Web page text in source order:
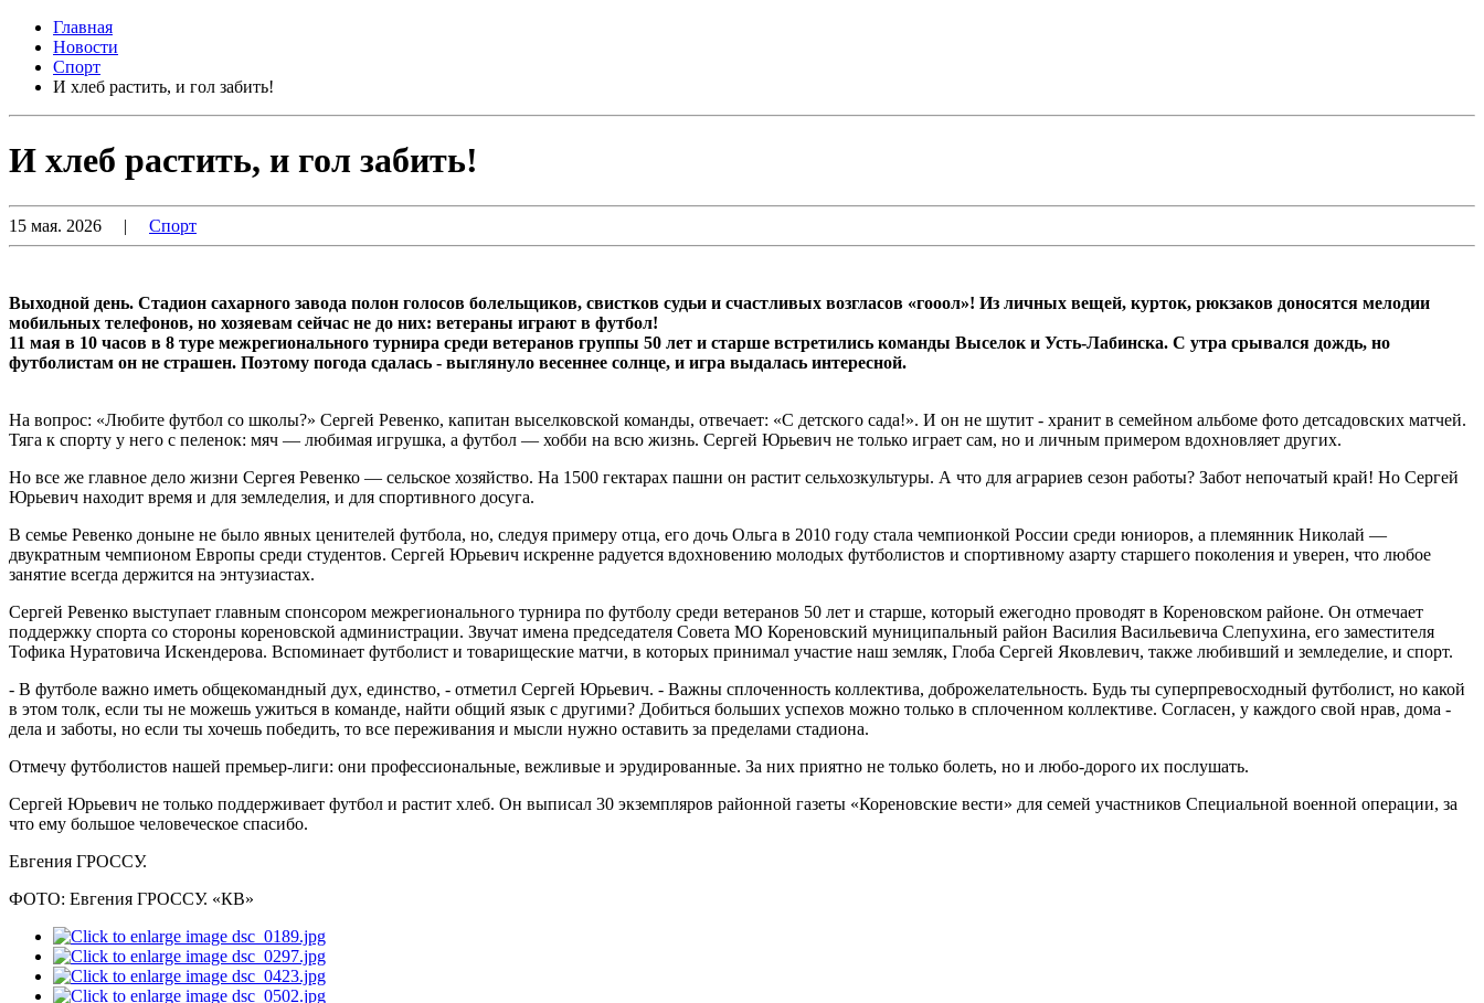
Главная
Новости
Спорт
И хлеб растить, и гол забить!
И хлеб растить, и гол забить!
15 мая. 2026 | Спорт
Выходной день. Стадион сахарного завода полон голосов болельщиков, свистков судьи и счастливых возгласов «гооол»! Из личных вещей, курток, рюкзаков доносятся мелодии
мобильных телефонов, но хозяевам сейчас не до них: ветераны играют в футбол!
11 мая в 10 часов в 8 туре межрегионального турнира среди ветеранов группы 50 лет и старше встретились команды Выселок и Усть-Лабинска. С утра срывался дождь, но
футболистам он не страшен. Поэтому погода сдалась - выглянуло весеннее солнце, и игра выдалась интересной.
На вопрос: «Любите футбол со школы?» Сергей Ревенко, капитан выселковской команды, отвечает: «С детского сада!». И он не шутит - хранит в семейном альбоме фото детсадовских матчей.
Тяга к спорту у него с пеленок: мяч — любимая игрушка, а футбол — хобби на всю жизнь. Сергей Юрьевич не только играет сам, но и личным примером вдохновляет других.
Но все же главное дело жизни Сергея Ревенко — сельское хозяйство. На 1500 гектарах пашни он растит сельхозкультуры. А что для аграриев сезон работы? Забот непочатый край! Но Сергей
Юрьевич находит время и для земледелия, и для спортивного досуга.
В семье Ревенко доныне не было явных ценителей футбола, но, следуя примеру отца, его дочь Ольга в 2010 году стала чемпионкой России среди юниоров, а племянник Николай —
двукратным чемпионом Европы среди студентов. Сергей Юрьевич искренне радуется вдохновению молодых футболистов и спортивному азарту старшего поколения и уверен, что любое
занятие всегда держится на энтузиастах.
Сергей Ревенко выступает главным спонсором межрегионального турнира по футболу среди ветеранов 50 лет и старше, который ежегодно проводят в Кореновском районе. Он отмечает
поддержку спорта со стороны кореновской администрации. Звучат имена председателя Совета МО Кореновский муниципальный район Василия Васильевича Слепухина, его заместителя
Тофика Нуратовича Искендерова. Вспоминает футболист и товарищеские матчи, в которых принимал участие наш земляк, Глоба Сергей Яковлевич, также любивший и земледелие, и спорт.
- В футболе важно иметь общекомандный дух, единство, - отметил Сергей Юрьевич. - Важны сплоченность коллектива, доброжелательность. Будь ты суперпревосходный футболист, но какой
в этом толк, если ты не можешь ужиться в команде, найти общий язык с другими? Добиться больших успехов можно только в сплоченном коллективе. Согласен, у каждого свой нрав, дома -
дела и заботы, но если ты хочешь победить, то все переживания и мысли нужно оставить за пределами стадиона.
Отмечу футболистов нашей премьер-лиги: они профессиональные, вежливые и эрудированные. За них приятно не только болеть, но и любо-дорого их послушать.
Сергей Юрьевич не только поддерживает футбол и растит хлеб. Он выписал 30 экземпляров районной газеты «Кореновские вести» для семей участников Специальной военной операции, за
что ему большое человеческое спасибо.
Евгения ГРОССУ.
ФОТО: Евгения ГРОССУ. «КВ»